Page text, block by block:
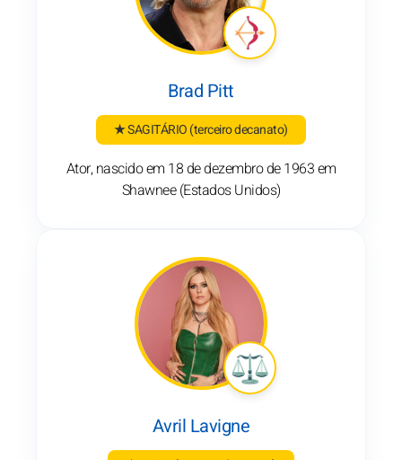
Brad Pitt
★ SAGITÁRIO(terceiro decanato)
Ator, nascido em 18 de dezembro de 1963 em
Shawnee (Estados Unidos)
Avril Lavigne